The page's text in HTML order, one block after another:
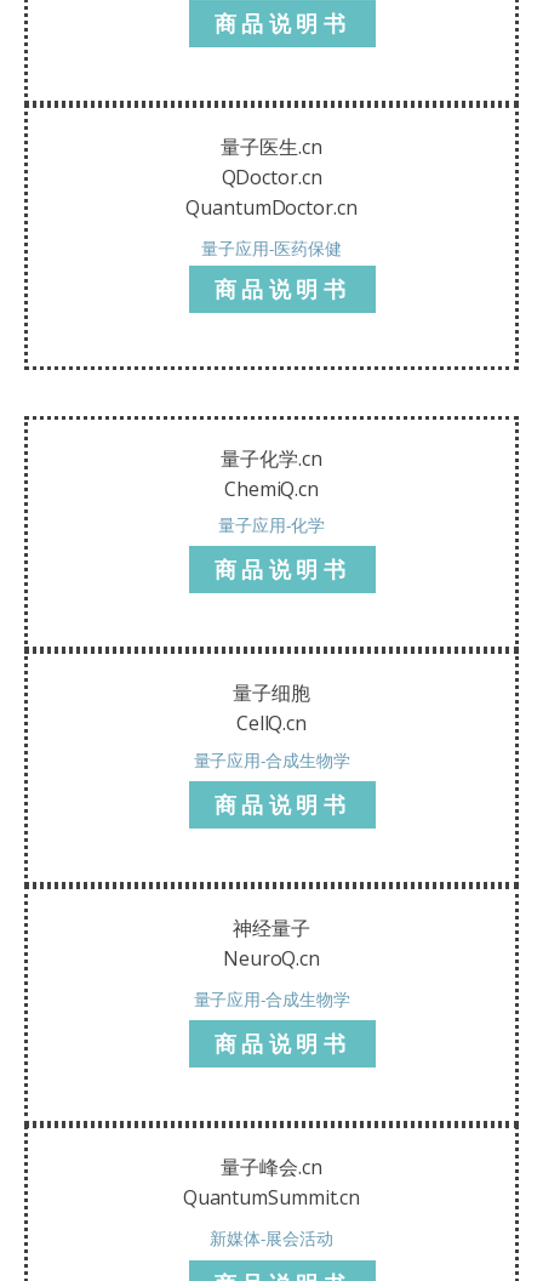
商品说明书
量子医生.cn
QDoctor.cn
QuantumDoctor.cn
量子应用-医药保健
商品说明书
量子化学.cn
ChemiQ.cn
量子应用-化学
商品说明书
量子细胞
CellQ.cn
量子应用-合成生物学
商品说明书
神经量子
NeuroQ.cn
量子应用-合成生物学
商品说明书
量子峰会.cn
QuantumSummit.cn
新媒体-展会活动